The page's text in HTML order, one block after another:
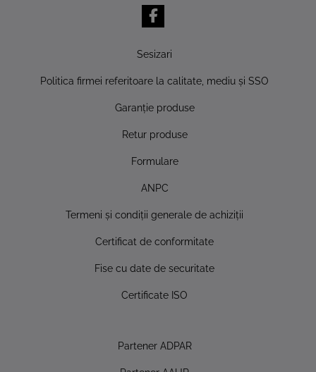
Sesizari
Politica firmei referitoare la calitate, mediu şi SSO
Garanţie produse
Retur produse
Formulare
ANPC
Termeni şi condiţii generale de achiziţii
Certificat de conformitate
Fise cu date de securitate
Certificate ISO
Partener ADPAR